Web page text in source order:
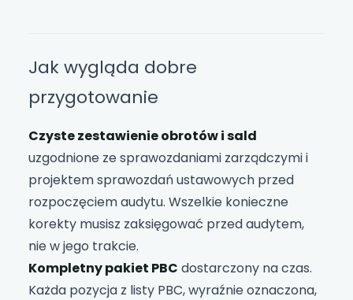
Jak wygląda dobre
przygotowanie
Czyste zestawienie obrotów i sald
uzgodnione ze sprawozdaniami zarządczymi i
projektem sprawozdań ustawowych przed
rozpoczęciem audytu. Wszelkie konieczne
korekty musisz zaksięgować przed audytem,
nie w jego trakcie.
Kompletny pakiet PBC dostarczony na czas.
Każda pozycja z listy PBC, wyraźnie oznaczona,